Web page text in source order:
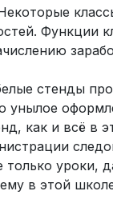
Функции
стенды
как и всё в
только уроки,
в этой